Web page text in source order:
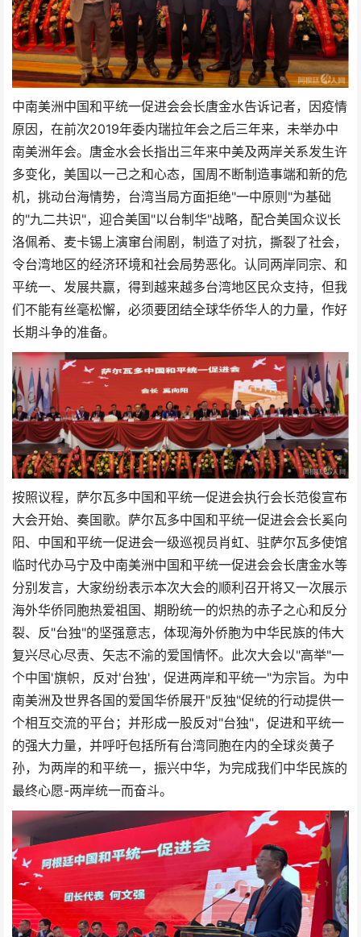
中南美洲中国和平统一促进会会长唐金水告诉记者，因疫情
原因，在前次2019年委内瑞拉年会之后三年来，未举办中
南美洲年会。唐金水会长指出三年来中美及两岸关系发生许
多变化，美国以一己之和心态，国周不断制造事端和新的危
机，挑动台海情势，台湾当局方面拒绝"一中原则"为基础
的"九二共识"，迎合美国"以台制华"战略，配合美国众议长
洛佩希、麦卡锡上演窜台闹剧，制造了对抗，撕裂了社会，
令台湾地区的经济环境和社会局势恶化。认同两岸同宗、和
平统一、发展共赢，得到越来越多台湾地区民众支持，但我
们不能有丝毫松懈，必须要团结全球华侨华人的力量，作好
长期斗争的准备。
按照议程，萨尔瓦多中国和平统一促进会执行会长范俊宣布
大会开始、奏国歌。萨尔瓦多中国和平统一促进会会长奚向
阳、中国和平统一促进会一级巡视员肖虹、驻萨尔瓦多使馆
临时代办马宁及中南美洲中国和平统一促进会会长唐金水等
分别发言，大家纷纷表示本次大会的顺利召开将又一次展示
海外华侨同胞热爱祖国、期盼统一的炽热的赤子之心和反分
裂、反"台独"的坚强意志，体现海外侨胞为中华民族的伟大
复兴尽心尽责、矢志不渝的爱国情怀。此次大会以"高举"一
个中国'旗帜，反对'台独'，促进两岸和平统一"为宗旨。为中
南美洲及世界各国的爱国华侨展开"反独"促统的行动提供一
个相互交流的平台；并形成一股反对"台独"，促进和平统一
的强大力量，并呼吁包括所有台湾同胞在内的全球炎黄子
孙，为两岸的和平统一，振兴中华，为完成我们中华民族的
最终心愿-两岸统一而奋斗。